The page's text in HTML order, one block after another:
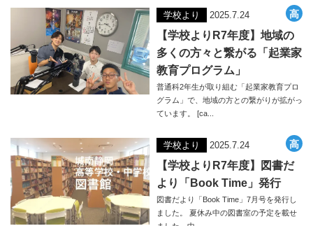
学校より 2025.7.24
【学校よりR7年度】地域の
多くの方々と繋がる「起業家
教育プログラム」
普通科2年生が取り組む「起業家教育プロ
グラム」で、地域の方との繋がりが拡がっ
ています。 [ca...
学校より 2025.7.24
【学校よりR7年度】図書だ
より「Book Time」発行
図書だより「Book Time」7月号を発行し
ました。 夏休み中の図書室の予定を載せ